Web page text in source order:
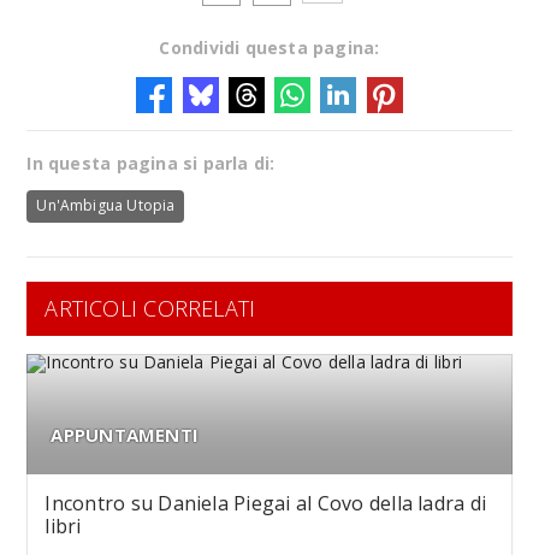
Condividi questa pagina:
In questa pagina si parla di:
Un'Ambigua Utopia
ARTICOLI CORRELATI
APPUNTAMENTI
Incontro su Daniela Piegai al Covo della ladra di
libri